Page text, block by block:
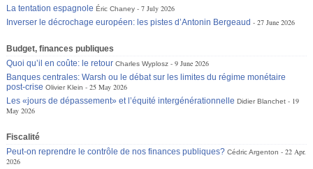
La tentation espagnole Éric Chaney
7 July 2026
Inverser le décrochage européen: les pistes d’Antonin Bergeaud
27 June 2026
Budget, finances publiques
Quoi qu’il en coûte: le retour Charles Wyplosz
9 June 2026
Banques centrales: Warsh ou le débat sur les limites du régime monétaire
post-crise Olivier Klein
25 May 2026
Les «jours de dépassement» et l’équité intergénérationnelle Didier Blanchet
19
May 2026
Fiscalité
Peut-on reprendre le contrôle de nos finances publiques? Cédric Argenton
22 Apr.
2026